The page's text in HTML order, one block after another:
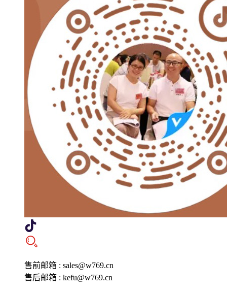
售前邮箱 : sales@w769.cn
售后邮箱 : kefu@w769.cn